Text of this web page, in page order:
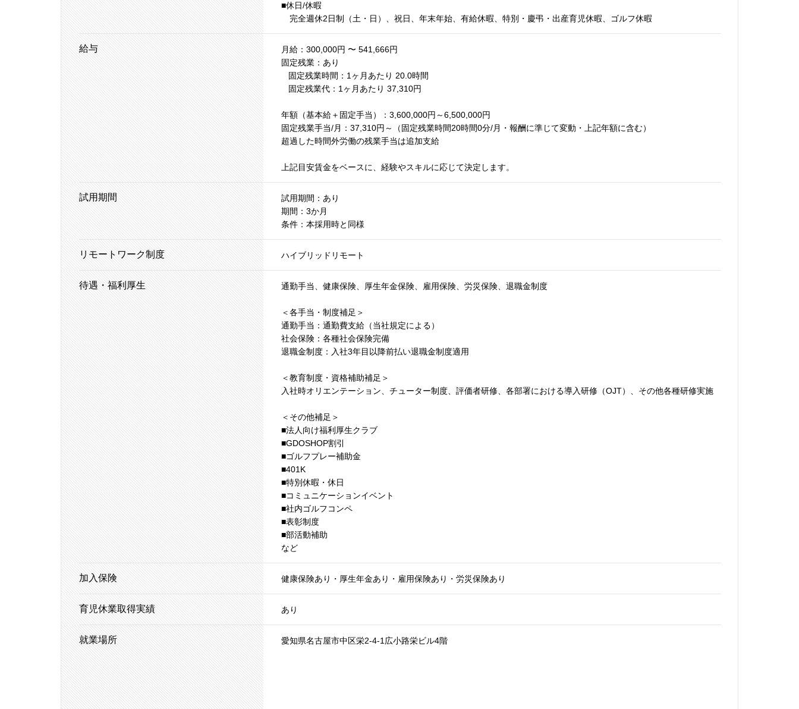
■休日/休暇
完全週休2日制（土・日）、祝日、年末年始、有給休暇、特別・慶弔・出産育児休暇、ゴルフ休暇
給与
月給：300,000円 〜 541,666円
固定残業：あり
固定残業時間：1ヶ月あたり 20.0時間
固定残業代：1ヶ月あたり 37,310円
年額（基本給＋固定手当）：3,600,000円～6,500,000円
固定残業手当/月：37,310円～（固定残業時間20時間0分/月・報酬に準じて変動・上記年額に含む）
超過した時間外労働の残業手当は追加支給
上記目安賃金をベースに、経験やスキルに応じて決定します。
試用期間
試用期間：あり
期間：3か月
条件：本採用時と同様
リモートワーク制度 ハイブリッドリモート
待遇・福利厚生 通勤手当、健康保険、厚生年金保険、雇用保険、労災保険、退職金制度
＜各手当・制度補足＞
通勤手当：通勤費支給（当社規定による）
社会保険：各種社会保険完備
退職金制度：入社3年目以降前払い退職金制度適用
＜教育制度・資格補助補足＞
入社時オリエンテーション、チューター制度、評価者研修、各部署における導入研修（OJT）、その他各種研修実施
＜その他補足＞
■法人向け福利厚生クラブ
■GDOSHOP割引
■ゴルフプレー補助金
■401K
■特別休暇・休日
■コミュニケーションイベント
■社内ゴルフコンペ
■表彰制度
■部活動補助
など
加入保険 健康保険あり・厚生年金あり・雇用保険あり・労災保険あり
育児休業取得実績 あり
就業場所 愛知県名古屋市中区栄2-4-1広小路栄ビル4階